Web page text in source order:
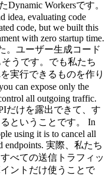
Workersです。
idea, evaluating code
code, but we built this
with zero startup time.
。ユーザー生成コード
うです。でも私たち
実行できるものを作り
can expose only the
all outgoing traffic.
だけを露出できて、す
ということです。 In
using it is to cancel all
endpoints. 実際、私たち
べての送信トラフィッ
ントだけ使うことで